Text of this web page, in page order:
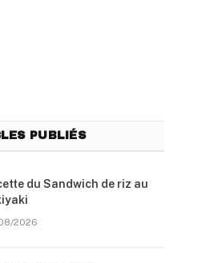
PUBLIÉS
du Sandwich de riz au
2026